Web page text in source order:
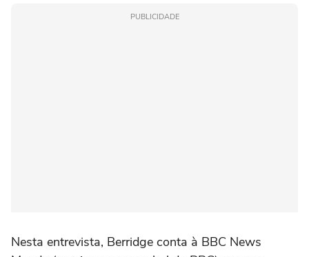
PUBLICIDADE
Nesta entrevista, Berridge conta à BBC News